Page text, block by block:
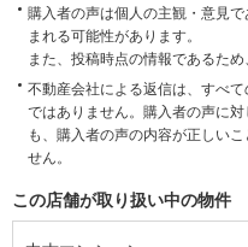
購入者の声は個人の主観・意見
まれる可能性があります。
また、投稿時点の情報であるた
不動産会社による返信は、すべ
ではありません。購入者の声に
も、購入者の声の内容が正しい
せん。
この店舗が取り扱い中の物件